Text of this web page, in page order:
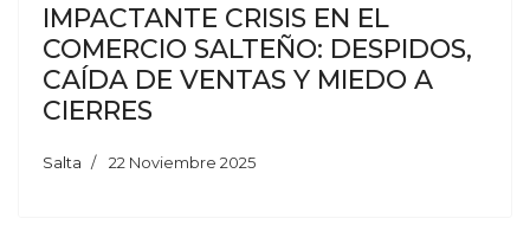
IMPACTANTE CRISIS EN EL
COMERCIO SALTEÑO: DESPIDOS,
CAÍDA DE VENTAS Y MIEDO A
CIERRES
Salta 22 Noviembre 2025